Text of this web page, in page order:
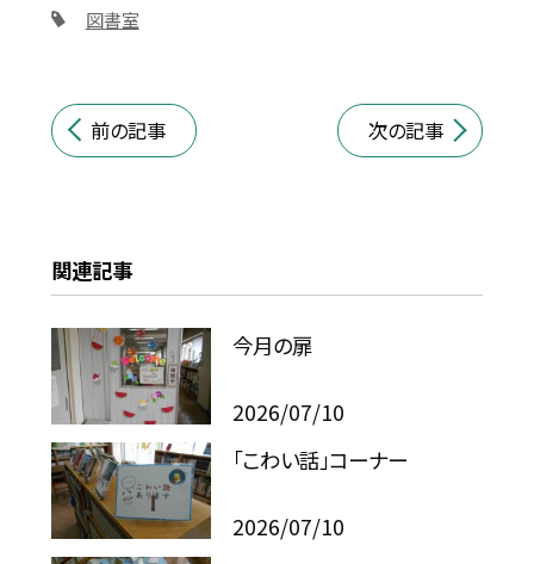
図書室
前の記事 次の記事
関連記事
今月の扉
2026/07/10
「こわい話」コーナー
2026/07/10